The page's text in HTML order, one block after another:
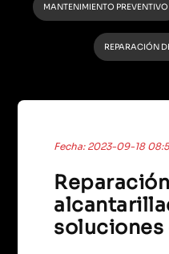
MANTENIMIENTO PREVENTIVO
REPARACIÓN
Fecha: 2023-09-18